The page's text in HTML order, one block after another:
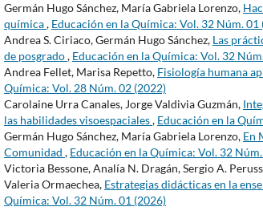
Germán Hugo Sánchez, María Gabriela Lorenzo,
química, Educación en la Química: Vol. 32 Núm. 01
Andrea S. Ciriaco, Germán Hugo Sánchez, Las
de posgrado, Educación en la Química: Vol. 32
Andrea Fellet, Marisa Repetto, Fisiología humana
Química: Vol. 28 Núm. 02 (2022)
Carolaine Urra Canales, Jorge Valdivia Guzmán,
las habilidades visoespaciales, Educación en la
Germán Hugo Sánchez, María Gabriela Lorenzo, En
Comunidad , Educación en la Química: Vol. 32
Victoria Bessone, Analía N. Dragán, Sergio A.
Valeria Ormaechea, Estrategias didácticas en la
Química: Vol. 32 Núm. 01 (2026)